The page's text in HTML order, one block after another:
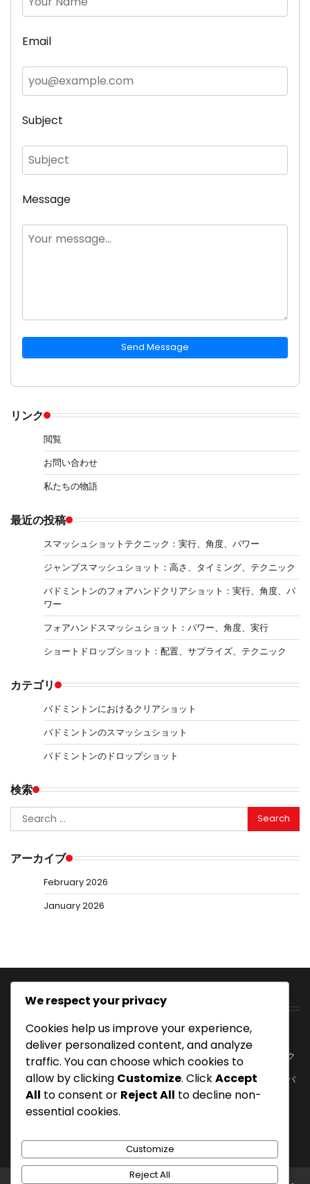
Email
Subject
Message
Send Message
リンク
閲覧
お問い合わせ
私たちの物語
最近の投稿
スマッシュショットテクニック：実行、角度、パワー
ジャンプスマッシュショット：高さ、タイミング、テクニック
バドミントンのフォアハンドクリアショット：実行、角度、パ
ワー
フォアハンドスマッシュショット：パワー、角度、実行
ショートドロップショット：配置、サプライズ、テクニック
カテゴリ
バドミントンにおけるクリアショット
バドミントンのスマッシュショット
バドミントンのドロップショット
検索
Search
for:
アーカイブ
February 2026
January 2026
最近の投稿
スマッシュショットテクニック：実行、角度、パワー
ジャンプスマッシュショット：高さ、タイミング、テクニック
バドミントンのフォアハンドクリアショット：実行、角度、パ
ワー
フォアハンドスマッシュショット：パワー、角度、実行
ショートドロップショット：配置、サプライズ、テクニック
We respect your privacy
Cookies help us improve your experience,
deliver personalized content, and analyze
traffic. You can choose which cookies to
allow by clicking Customize. ClickAccept
All to consent or Reject All to decline non-
essential cookies.
Customize
Reject All